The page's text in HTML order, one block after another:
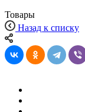
Товары
Назад к списку